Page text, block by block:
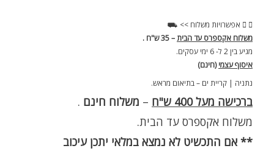
אפשרויות משלוח >> ⛟
משלוח אקספרס עד הבית– 35 ש"ח .
מגיע בין 2 ל- 6 ימי עסקים.
איסוף עצמי(חינם)
נתניה | קריית ים – בתיאום מראש.
ברכישה מעל 400 ש"ח – משלוח חינם .
משלוח אקספרס עד הבית.
** אם התכשיט לא נמצא במלאי יתכן עיכוב